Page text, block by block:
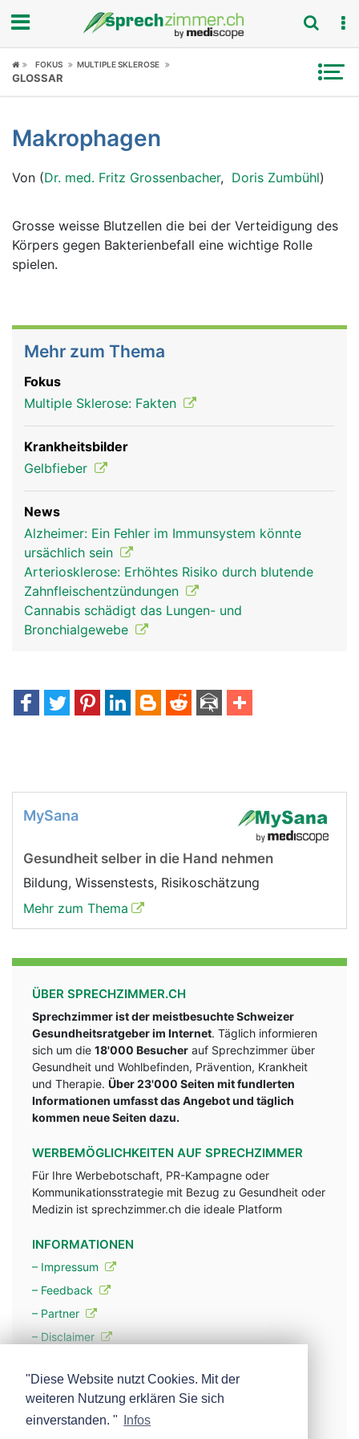
Fokus
Symptome
Untersuchungen
News
Ratgeber
FOKUS MULTIPLE SKLEROSE
GLOSSAR
Makrophagen
Von (Dr. med. Fritz Grossenbacher, Doris Zumbühl)
Grosse weisse Blutzellen die bei der Verteidigung des
Körpers gegen Bakterienbefall eine wichtige Rolle
spielen.
Mehr zum Thema
Fokus
Multiple Sklerose: Fakten
Krankheitsbilder
Gelbfieber
News
Alzheimer: Ein Fehler im Immunsystem könnte
ursächlich sein
Arteriosklerose: Erhöhtes Risiko durch blutende
Zahnfleischentzündungen
Cannabis schädigt das Lungen- und
Bronchialgewebe
MySana
Gesundheit selber in die Hand nehmen
Bildung, Wissenstests, Risikoschätzung
Mehr zum Thema
ÜBER SPRECHZIMMER.CH
Sprechzimmer ist der meistbesuchte Schweizer
Gesundheitsratgeber im Internet. Täglich informieren
sich um die 18'000 Besucher auf Sprechzimmer über
Gesundheit und Wohlbefinden, Prävention, Krankheit
und Therapie. Über 23'000 Seiten mit fundlerten
Informationen umfasst das Angebot und täglich
kommen neue Seiten dazu.
WERBEMÖGLICHKEITEN AUF SPRECHZIMMER
Für Ihre Werbebotschaft, PR-Kampagne oder
Kommunikationsstrategie mit Bezug zu Gesundheit oder
Medizin ist sprechzimmer.ch die ideale Platform
INFORMATIONEN
– Impressum
– Feedback
– Partner
– Disclaimer
– Werbung
– Mehr über unsere Experten
"Diese Website nutzt Cookies. Mit der
weiteren Nutzung erklären Sie sich
einverstanden. "
Infos